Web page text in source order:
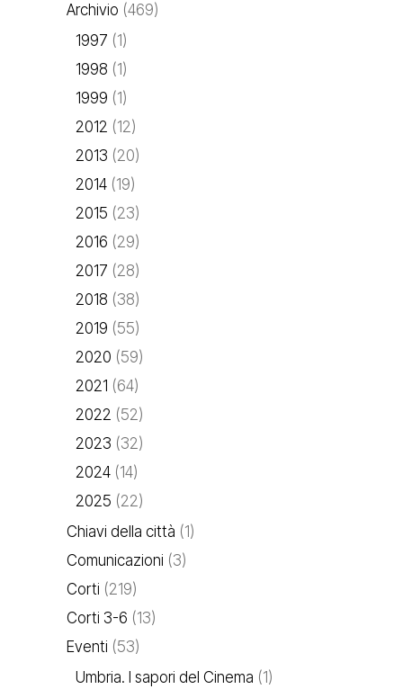
Archivio (469)
1997 (1)
1998 (1)
1999 (1)
2012 (12)
2013 (20)
2014 (19)
2015 (23)
2016 (29)
2017 (28)
2018 (38)
2019 (55)
2020 (59)
2021 (64)
2022 (52)
2023 (32)
2024 (14)
2025 (22)
Chiavi della città (1)
Comunicazioni (3)
Corti (219)
Corti 3-6 (13)
Eventi (53)
Umbria. I sapori del Cinema (1)